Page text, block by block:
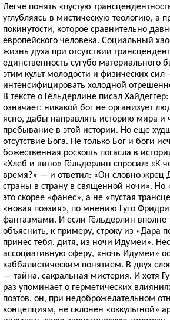
Легче понять «пустую
углубляясь в мистическую теологию, а
покинутости, которое сравнительно
европейского человека. Социальный
жизнь духа при отсутствии
единственность сугубо материального
этим культ молодости и физических
интенсифицировать холодной
В тексте о Гёльдерлине писал
означает: никакой бог не организует
ясно, дабы направлять историю мира и
пребывание в этой истории. Но еще
отсутствие Бога. Не только Бог и боги
божественная роскошь погасла в
«Хлеб и вино» Гёльдерлин спросил: «К
время?» — и ответил: «Он словно жрец
страны в страну в священной ночи».
это скорее «фанес», а не «пустая
«новая поэзия», по мнению Гуго
фантазмами. И если Гёльдерлин вполне
объяснить, к примеру, строку из «Дара
принес тебя, дитя, из ночи Идумеи».
ассоциативную сферу, «ночь Идумеи»
каббалистическим понятием. В двух
— тайна, сакральная мистерия. И хотя
раз упоминает о герметических
поэтов, он, при недоброжелательном
концепциям, не склонен «оккультной»